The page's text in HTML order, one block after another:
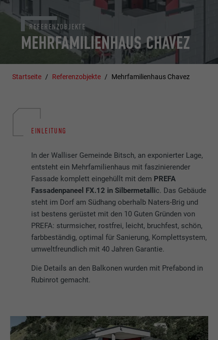
MEHRFAMILIENHAUS CHAVEZ
REFERENZOBJEKTE
Startseite Referenzobjekte Mehrfamilienhaus Chavez
EINLEITUNG
In der Walliser Gemeinde Bitsch, an exponierter Lage,
entsteht ein Mehrfamilienhaus mit faszinierender
Fassade komplett eingehüllt mit dem PREFA
Fassadenpaneel FX.12 in Silbermetallic. Das Gebäude
steht im Dorf am Südhang oberhalb Naters-Brig und
ist bestens gerüstet mit den 10 Guten Gründen von
PREFA: sturmsicher, rostfrei, leicht, bruchfest, schön,
farbbeständig, optimal für Sanierung, Komplettsystem,
umweltfreundlich mit 40 Jahren Garantie.
Die Details an den Balkonen wurden mit Prefabond in
Rubinrot gemacht.